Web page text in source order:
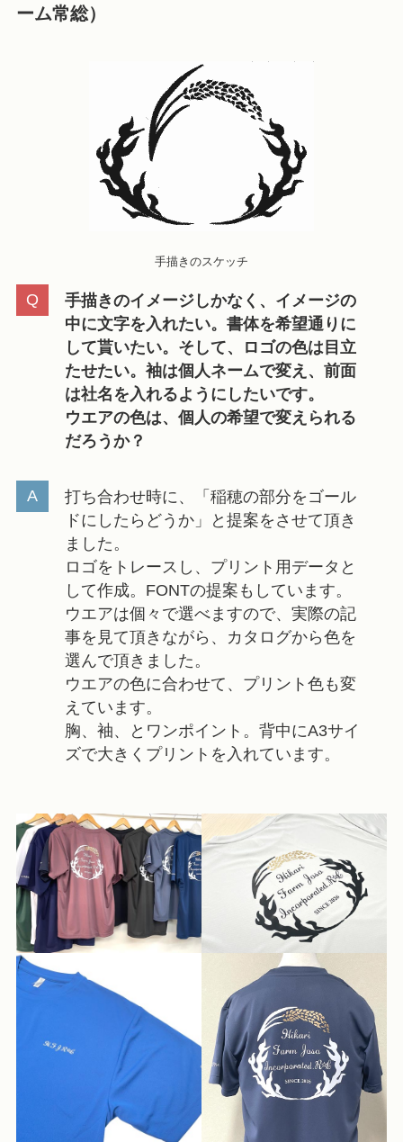
ーム常総）
手描きのスケッチ
手描きのイメージしかなく、イメージの
中に文字を入れたい。書体を希望通りに
して貰いたい。そして、ロゴの色は目立
たせたい。袖は個人ネームで変え、前面
は社名を入れるようにしたいです。
ウエアの色は、個人の希望で変えられる
だろうか？
打ち合わせ時に、「稲穂の部分をゴール
ドにしたらどうか」と提案をさせて頂き
ました。
ロゴをトレースし、プリント用データと
して作成。FONTの提案もしています。
ウエアは個々で選べますので、実際の記
事を見て頂きながら、カタログから色を
選んで頂きました。
ウエアの色に合わせて、プリント色も変
えています。
胸、袖、とワンポイント。背中にA3サイ
ズで大きくプリントを入れています。